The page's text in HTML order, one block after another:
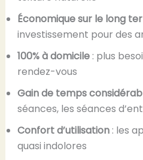
Économique sur le long
investissement pour des
100% à domicile: plus
rendez-vous
Gain de temps
séances, les séances
Confort d’utilisation: les
quasi indolores